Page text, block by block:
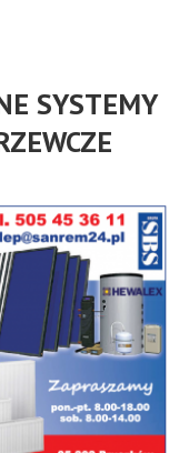
SYSTEMY